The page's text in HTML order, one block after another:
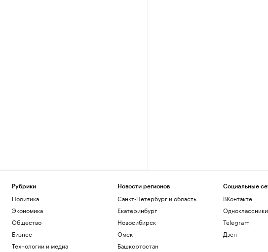
Рубрики
Политика
Экономика
Общество
Бизнес
Технологии и медиа
Новости регионов
Санкт-Петербург и область
Екатеринбург
Новосибирск
Омск
Башкортостан
Социальные
ВКонтакте
Одноклассники
Telegram
Дзен